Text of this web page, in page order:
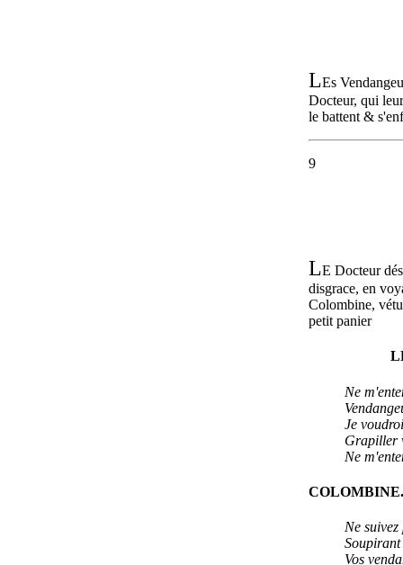
LEs
Docteur, qui
le battent &
9
LE Docteur
disgrace, en
Colombine,
petit panier
Ne
Je
Grapiller
Ne
COLOMBINE.
Ne suivez
Soupirant
Vos